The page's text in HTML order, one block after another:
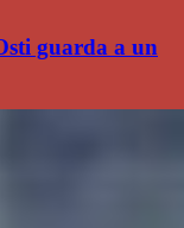
guarda a un